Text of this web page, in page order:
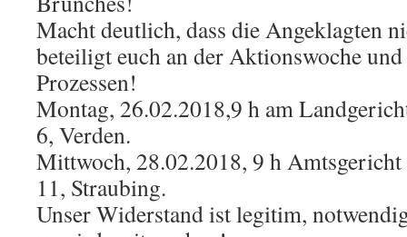
Macht deutlich, dass die Angeklagten
beteiligt euch an der Aktionswoche
Prozessen!
Montag, 26.02.2018,9 h am
6, Verden.
Mittwoch, 28.02.2018, 9 h
11, Straubing.
Unser Widerstand ist legitim,